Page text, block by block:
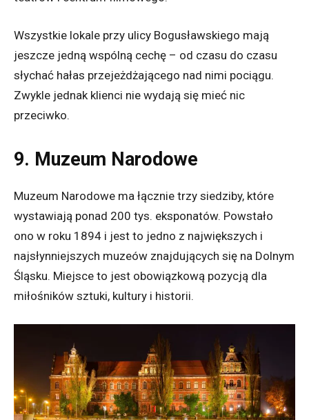
Wszystkie lokale przy ulicy Bogusławskiego mają
jeszcze jedną wspólną cechę – ​​od czasu do czasu
słychać hałas przejeżdżającego nad nimi pociągu.
Zwykle jednak klienci nie wydają się mieć nic
przeciwko.
9. Muzeum Narodowe
Muzeum Narodowe ma łącznie trzy siedziby, które
wystawiają ponad 200 tys. eksponatów. Powstało
ono w roku 1894 i jest to jedno z największych i
najsłynniejszych muzeów znajdujących się na Dolnym
Śląsku. Miejsce to jest obowiązkową pozycją dla
miłośników sztuki, kultury i historii.